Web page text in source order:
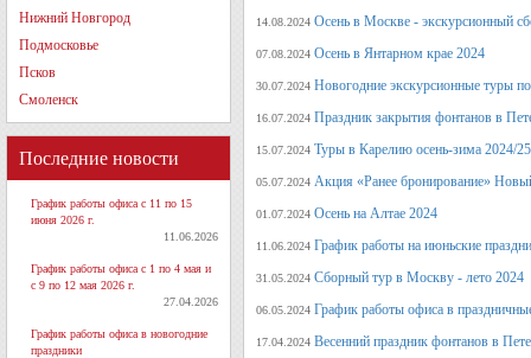
Нижний Новгород
Подмосковье
Псков
Смоленск
Последние новости
График работы офиса с 11 по 15
июня 2026 г.
11.06.2026
График работы офиса с 1 по 4 мая и
с 9 по 12 мая 2026 г.
27.04.2026
График работы офиса в новогодние
праздники
14.08.2024 Осень в Москве - экскурсионный
07.08.2024 Осень в Янтарном крае 2024
30.07.2024 Новогодние экскурсионные туры
16.07.2024 Праздник закрытия фонтанов в
15.07.2024 Туры в Карелию осень-зима 2024/25
05.07.2024 Акция «Ранее бронирование»
01.07.2024 Осень на Алтае 2024
11.06.2024 График работы на июньские
31.05.2024 Сборный тур в Москву - лето 2024
06.05.2024 График работы офиса в
17.04.2024 Весенний праздник фонтанов в